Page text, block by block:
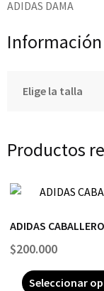
ADIDAS DAMA
Elige la talla
Productos
ADIDAS CABALLERO
$200.000
Seleccionar